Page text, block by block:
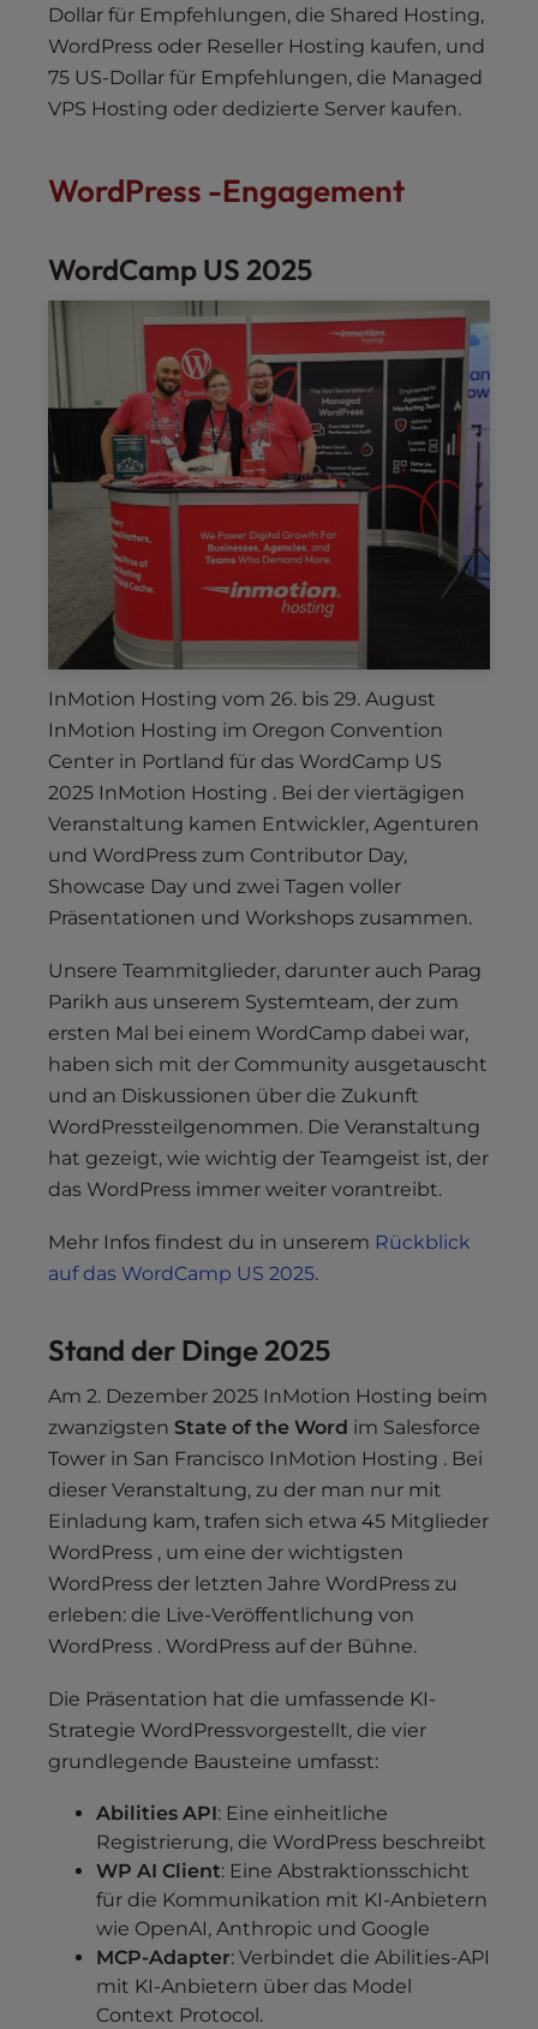
Dollar für Empfehlungen, die Shared Hosting,
WordPress oder Reseller Hosting kaufen, und
75 US-Dollar für Empfehlungen, die Managed
VPS Hosting oder dedizierte Server kaufen.
WordPress -Engagement
WordCamp US 2025
InMotion Hosting vom 26. bis 29. August
InMotion Hosting im Oregon Convention
Center in Portland für das WordCamp US
2025 InMotion Hosting . Bei der viertägigen
Veranstaltung kamen Entwickler, Agenturen
und WordPress zum Contributor Day,
Showcase Day und zwei Tagen voller
Präsentationen und Workshops zusammen.
Unsere Teammitglieder, darunter auch Parag
Parikh aus unserem Systemteam, der zum
ersten Mal bei einem WordCamp dabei war,
haben sich mit der Community ausgetauscht
und an Diskussionen über die Zukunft
WordPressteilgenommen. Die Veranstaltung
hat gezeigt, wie wichtig der Teamgeist ist, der
das WordPress immer weiter vorantreibt.
Mehr Infos findest du in unserem Rückblick
auf das WordCamp US 2025.
Stand der Dinge 2025
Am 2. Dezember 2025 InMotion Hosting beim
zwanzigsten State of the Word im Salesforce
Tower in San Francisco InMotion Hosting . Bei
dieser Veranstaltung, zu der man nur mit
Einladung kam, trafen sich etwa 45 Mitglieder
WordPress , um eine der wichtigsten
WordPress der letzten Jahre WordPress zu
erleben: die Live-Veröffentlichung von
WordPress . WordPress auf der Bühne.
Die Präsentation hat die umfassende KI-
Strategie WordPressvorgestellt, die vier
grundlegende Bausteine umfasst:
Abilities API: Eine einheitliche
Registrierung, die WordPress beschreibt
WP AI Client: Eine Abstraktionsschicht
für die Kommunikation mit KI-Anbietern
wie OpenAI, Anthropic und Google
MCP-Adapter: Verbindet die Abilities-API
mit KI-Anbietern über das Model
Context Protocol.